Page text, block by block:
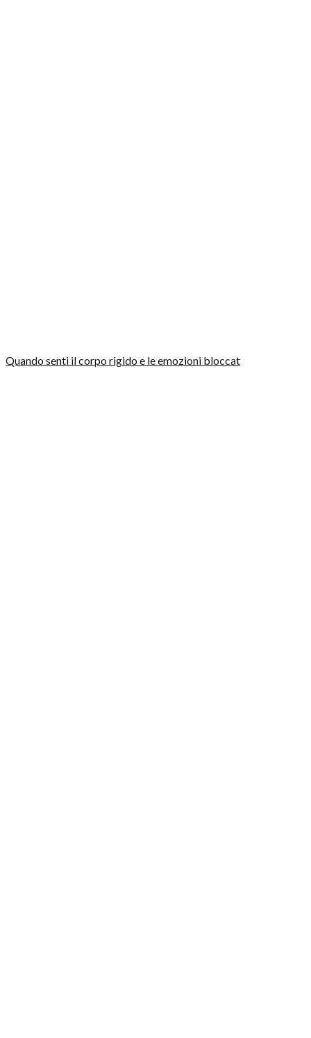
Quando senti il corpo rigido e le emozioni bloccat